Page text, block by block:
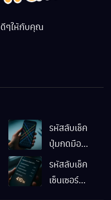
ดีๆให้กับคุณ
รหัสลับเช็ค
ปุ่มกดมือถือ
Android
ทำงานปกติ
รหัสลับเช็ค
เซ็นเซอร์